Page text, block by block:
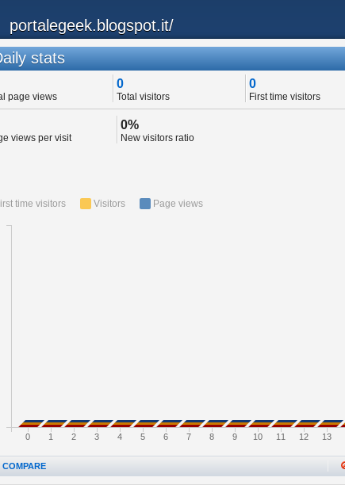
portalegeek.blogspot.it/
stats
page views
0
Total visitors
0
First time visitors
views per visit
0%
New visitors ratio
time visitors Visitors Page views
0 1 2 3 4 5 6 7 8 9 10 11 12 13
COMPARE